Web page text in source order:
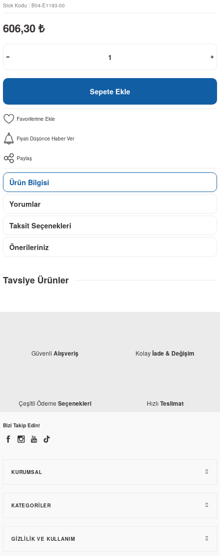
Stok Kodu : B04-E1193-00
606,30 ₺
Sepete Ekle
Fiyatı Düşünce Haber Ver
Paylaş
Ürün Bilgisi
Yorumlar
Taksit Seçenekleri
Önerileriniz
Tavsiye Ürünler
Yamaha Yzf R25 Silindir Alt Conta (Orjinal)
Güvenli Alışveriş Kolayİade & Değişim
Çeşitli Ödeme Seçenekleri Hızlı Teslimat
Bizi Takip Edin!
KURUMSAL
KATEGORILER
GIZLILIK VE KULLANIM